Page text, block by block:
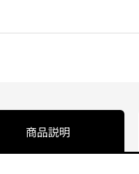
商品説明